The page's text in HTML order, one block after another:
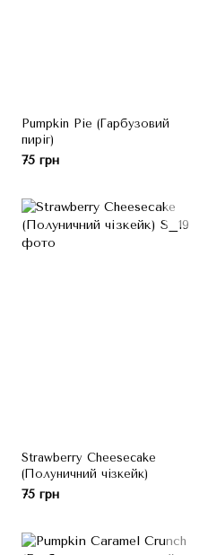
Pumpkin Pie (Гарбузовий
пиріг)
75 грн
Strawberry Cheesecake
(Полуничний чізкейк)
75 грн